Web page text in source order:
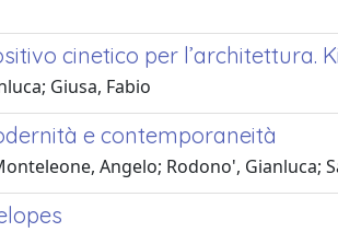
cinetico per l’architettura.
Giusa, Fabio
e contemporaneità
Angelo; Rodono', Gianluca;